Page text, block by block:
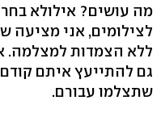
מה עושים? אילולא
לצילומים, אני מציעה
ללא הצמדות למצלמה.
גם להתייעץ איתם
שתצלמו עבורם.